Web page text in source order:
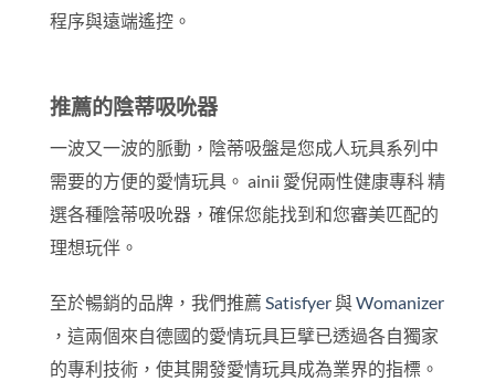
程序與遠端遙控。
推薦的陰蒂吸吮器
一波又一波的脈動，陰蒂吸盤是您成人玩具系列中
需要的方便的愛情玩具。 ainii 愛倪兩性健康專科 精
選各種陰蒂吸吮器，確保您能找到和您審美匹配的
理想玩伴。
至於暢銷的品牌，我們推薦 Satisfyer與Womanizer
，這兩個來自德國的愛情玩具巨擘已透過各自獨家
的專利技術，使其開發愛情玩具成為業界的指標。